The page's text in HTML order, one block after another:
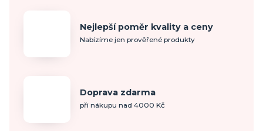
Nejlepší poměr kvality a ceny
Nabízíme jen prověřené produkty
Doprava zdarma
při nákupu nad 4000 Kč